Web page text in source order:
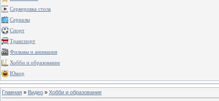
Серверовка стола
Сериалы
Спорт
Транспорт
Фильмы и анимация
Хобби и образование
Юмор
Главная » Видео » Хобби и образование